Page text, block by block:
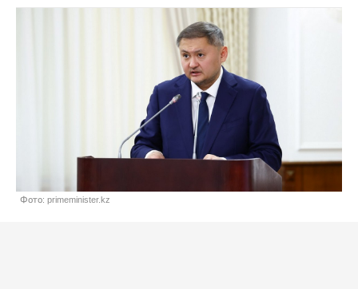
Фото: primeminister.kz